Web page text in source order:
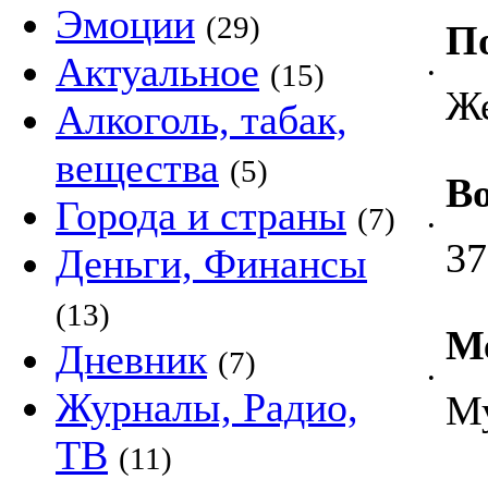
Эмоции (29)
Актуальное (15)
Алкоголь, табак,
вещества (5)
Города и страны (7)
Деньги, Финансы
(13)
Дневник (7)
Журналы, Радио,
ТВ (11)
•
•
•